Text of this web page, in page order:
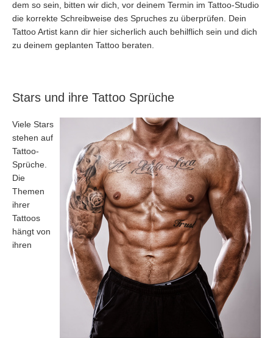
dem so sein, bitten wir dich, vor deinem Termin im Tattoo-Studio
die korrekte Schreibweise des Spruches zu überprüfen. Dein
Tattoo Artist kann dir hier sicherlich auch behilflich sein und dich
zu deinem geplanten Tattoo beraten.
Stars und ihre Tattoo Sprüche
Viele Stars
stehen auf
Tattoo-
Sprüche.
Die
Themen
ihrer
Tattoos
hängt von
ihren